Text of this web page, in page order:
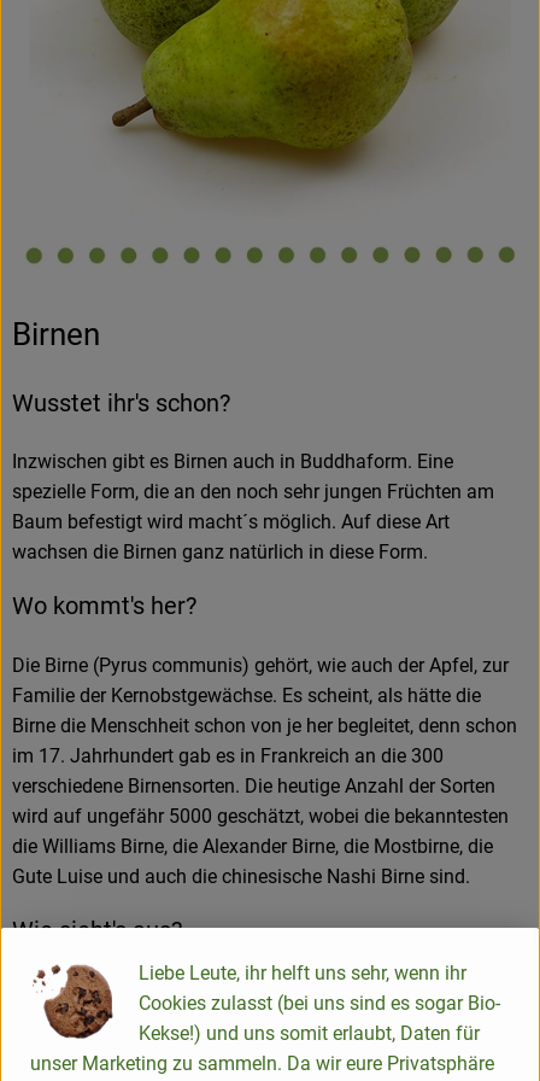
Birnen
Wusstet ihr's schon?
Inzwischen gibt es Birnen auch in Buddhaform. Eine
spezielle Form, die an den noch sehr jungen Früchten am
Baum befestigt wird macht´s möglich. Auf diese Art
wachsen die Birnen ganz natürlich in diese Form.
Wo kommt's her?
Die Birne (Pyrus communis) gehört, wie auch der Apfel, zur
Familie der Kernobstgewächse. Es scheint, als hätte die
Birne die Menschheit schon von je her begleitet, denn schon
im 17. Jahrhundert gab es in Frankreich an die 300
verschiedene Birnensorten. Die heutige Anzahl der Sorten
wird auf ungefähr 5000 geschätzt, wobei die bekanntesten
die Williams Birne, die Alexander Birne, die Mostbirne, die
Gute Luise und auch die chinesische Nashi Birne sind.
Wie sieht's aus?
Birnenbäume werden sowohl zum Obstanbau (Kultur-Birne)
als auch zur Zierde (Blüten, Früchte) angepflanzt. Sie sind
meist sommergrün, selten immergrün, mittelgroß und
Liebe Leute, ihr helft uns sehr, wenn ihr
Cookies zulasst (bei uns sind es sogar Bio-
Kekse!) und uns somit erlaubt, Daten für
unser Marketing zu sammeln. Da wir eure Privatsphäre